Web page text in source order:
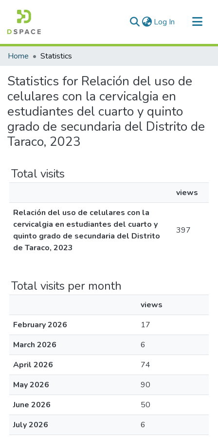
Log In (current)
Communities & Collections
Home Statistics
Statistics for Relación del uso de
celulares con la cervicalgia en
estudiantes del cuarto y quinto
grado de secundaria del Distrito de
Taraco, 2023
Total visits
views
Relación del uso de celulares con la
cervicalgia en estudiantes del cuarto y
quinto grado de secundaria del Distrito
de Taraco, 2023
397
Total visits per month
views
February 2026
17
March 2026
6
April 2026
74
May 2026
90
June 2026
50
July 2026
6